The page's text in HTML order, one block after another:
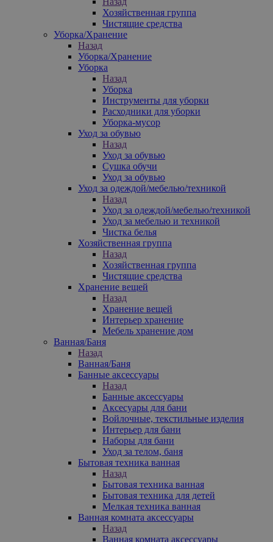
Хозяйственная группа
Чистящие средства
Уборка/Хранение
Назад
Уборка/Хранение
Уборка
Назад
Уборка
Инструменты для уборки
Расходники для уборки
Уборка-мусор
Уход за обувью
Назад
Уход за обувью
Сушка обучи
Уход за обувью
Уход за одеждой/мебелью/техникой
Назад
Уход за одеждой/мебелью/техникой
Уход за мебелью и техникой
Чистка белья
Хозяйственная группа
Назад
Хозяйственная группа
Чистящие средства
Хранение вещей
Назад
Хранение вещей
Интерьер хранение
Мебель хранение дом
Ванная/Баня
Назад
Ванная/Баня
Банные аксессуары
Назад
Банные аксессуары
Аксесуары для бани
Войлочные, текстильные изделия
Интерьер для бани
Наборы для бани
Уход за телом, баня
Бытовая техника ванная
Назад
Бытовая техника ванная
Бытовая техника для детей
Мелкая техника ванная
Ванная комната аксессуары
Назад
Ванная комната аксессуары